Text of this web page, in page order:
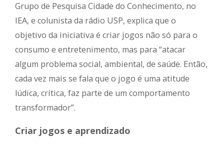
Grupo de Pesquisa Cidade do Conhecimento, no
IEA, e colunista da rádio USP, explica que o
objetivo da iniciativa é criar jogos não só para o
consumo e entretenimento, mas para “atacar
algum problema social, ambiental, de saúde. Então,
cada vez mais se fala que o jogo é uma atitude
lúdica, crítica, faz parte de um comportamento
transformador”.
Criar jogos e aprendizado